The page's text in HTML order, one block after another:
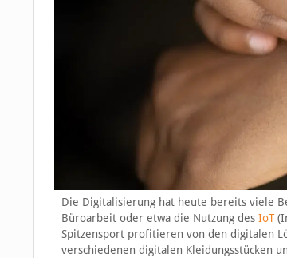
Die Digitalisierung hat heute bereits viele
Büroarbeit oder etwa die Nutzung des IoT
Spitzensport profitieren von den digitalen
verschiedenen digitalen Kleidungsstücken